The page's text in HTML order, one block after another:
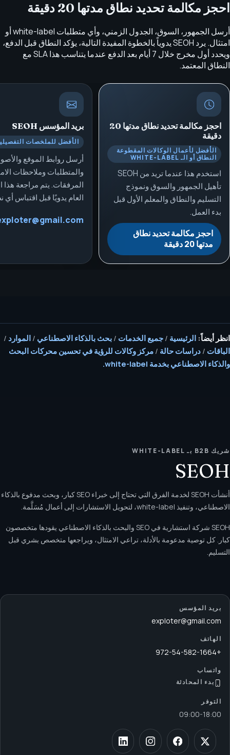
احجز مكالمة تحديد نطاق مدتها 20 دقيقة
أرسل الجمهور، السوق، الجدول الزمني، وأي متطلبات white-label أو
امتثال. يرد SEOH يدوياً بالخطوة المفيدة التالية، يؤكد النطاق قبل الدفع،
ويحدد أول مخرج خلال 7 أيام بعد الدفع عندما يتناسب هذا SLA مع
النطاق المعتمد.
احجز مكالمة تحديد نطاق مدتها 20
دقيقة
الأفضل لأعمال الوكالات المقطوعة
النطاق أو الـ WHITE-LABEL
استخدم هذا عندما تريد من SEOH
تأهيل الجمهور والسوق ونموذج
التسليم والنطاق والمعلم الأول قبل
بدء العمل.
احجز مكالمة تحديد نطاق
مدتها 20 دقيقة
بريد المؤسس
الأفضل للملخصات
أرسل روابط الموقع
والمتطلبات وملاحظات
المرفقات. يتم مراجعة هذا
العام يدويًا قبل اقتباس أي
انظر أيضاً: الرئيسية / جميع الخدمات / بحث بالذكاء الاصطناعي / الموارد /
الباقات / دراسات حالة / مركز وكالات للرؤية في تحسين محركات البحث
والذكاء الاصطناعي بخدمة white-label.
شريك B2B بـ WHITE-LABEL
SEOH
أنشأت SEOH لخدمة الفرق التي تحتاج إلى خبراء SEO كبار، وبحث مدفوع بالذكاء
الاصطناعي، وتنفيذ white-label، لتحويل الاستشارات إلى أعمال مُسَلَّمة.
SEOH شركة استشارية في SEO والبحث بالذكاء الاصطناعي يقودها متخصصون
كبار. كل توصية مدعومة بالأدلة، تراعي الامتثال، ويراجعها متخصص بشري قبل
التسليم.
بريد المؤسس
exploter@gmail.com
الهاتف
+972-54-582-1664
واتساب
بدء المحادثة
التوفر
09:00-18:00